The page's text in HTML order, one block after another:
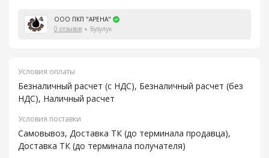
ООО ПКП "АРЕНА"
0 отзывов
Бузулук
Условия оплаты
Безналичный расчет (с НДС), Безналичный расчет (без
НДС), Наличный расчет
Условия поставки
Самовывоз, Доставка ТК (до терминала продавца),
Доставка ТК (до терминала получателя)